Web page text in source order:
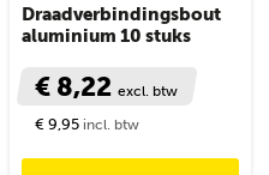
Draadverbindingsbout
aluminium 10 stuks
€ 8,22excl. btw
€ 9,95 incl. btw